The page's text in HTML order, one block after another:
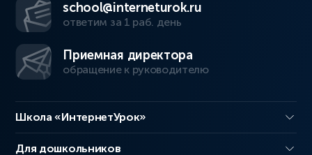
school@interneturok.ru
ответим за 1 раб. день
Приемная директора
обращение к руководителю
Школа «ИнтернетУрок»
Для дошкольников